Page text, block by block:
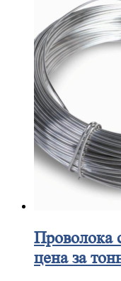
Проволока
цена за